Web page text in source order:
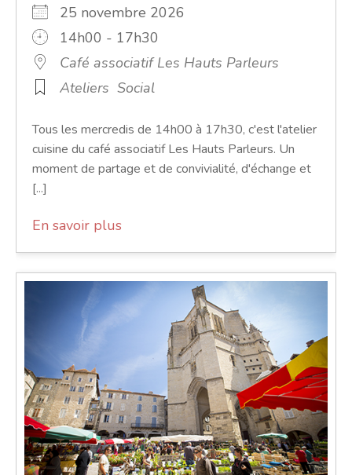
25 novembre 2026
14h00 - 17h30
Café associatif Les Hauts Parleurs
Ateliers Social
Tous les mercredis de 14h00 à 17h30, c'est l'atelier
cuisine du café associatif Les Hauts Parleurs. Un
moment de partage et de convivialité, d'échange et
[...]
En savoir plus